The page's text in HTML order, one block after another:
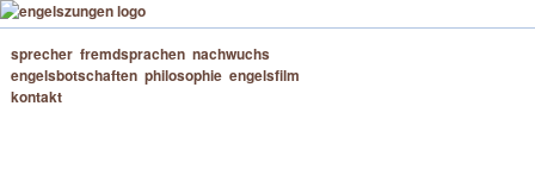
sprecher fremdsprachen nachwuchs
engelsbotschaften philosophie engelsfilm
kontakt